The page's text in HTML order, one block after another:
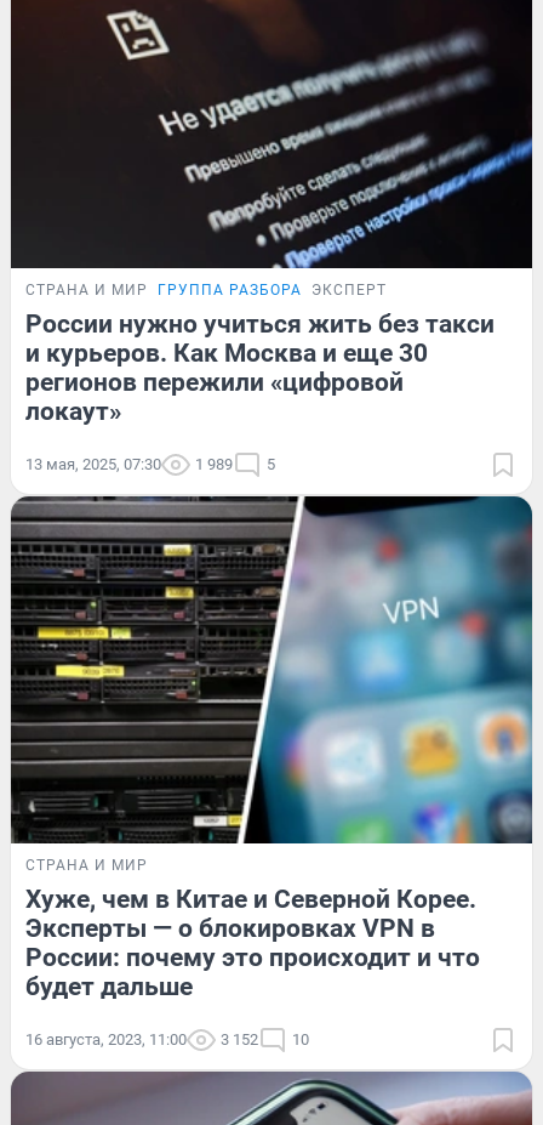
СТРАНА И МИР ГРУППА РАЗБОРА ЭКСПЕРТ
России нужно учиться жить без такси
и курьеров. Как Москва и еще 30
регионов пережили «цифровой
локаут»
13 мая, 2025, 07:30 1 989 5
СТРАНА И МИР
Хуже, чем в Китае и Северной Корее.
Эксперты — о блокировках VPN в
России: почему это происходит и что
будет дальше
16 августа, 2023, 11:00 3 152 10